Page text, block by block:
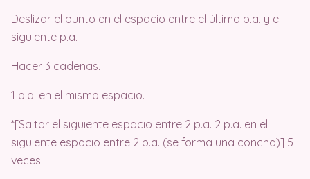
Deslizar el punto en el espacio entre el último p.a. y el
siguiente p.a.
Hacer 3 cadenas.
1 p.a. en el mismo espacio.
*[Saltar el siguiente espacio entre 2 p.a. 2 p.a. en el
siguiente espacio entre 2 p.a. (se forma una concha)] 5
veces.